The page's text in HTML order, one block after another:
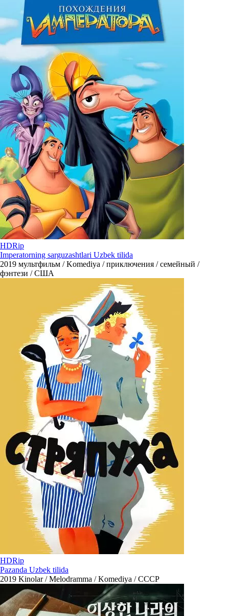
HDRip
Imperatorning sarguzashtlari Uzbek tilida
2019 мультфильм / Komediya / приключения / семейный /
фэнтези / США
HDRip
Pazanda Uzbek tilida
2019 Kinolar / Melodramma / Komediya / СССР